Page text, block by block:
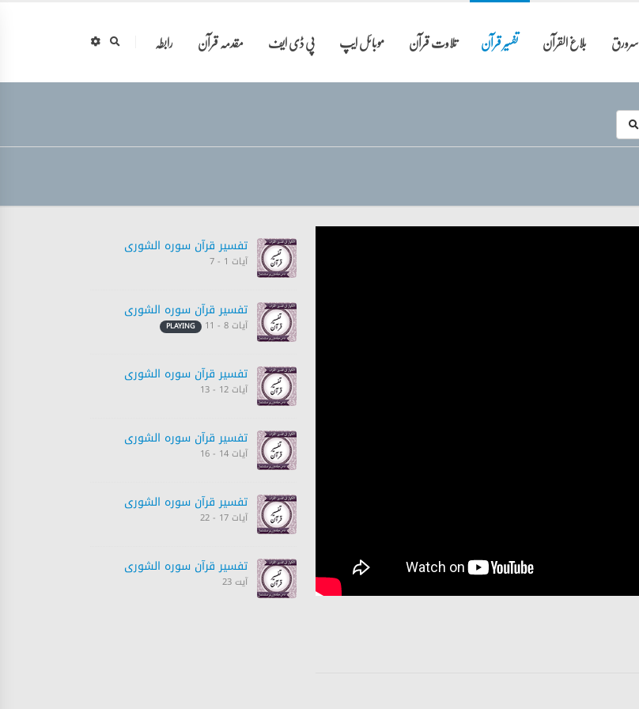
سرورق بلاغ القرآن تفسیر قرآن تلاوت قرآن موبائل ایپ پی ڈی ایف مقدمہ قرآن
رابطہ
تفسیر قرآن سورہ ‎الشورى
آیات 1 - 7
تفسیر قرآن سورہ ‎الشورى
آیات 8 - 11 PLAYING
تفسیر قرآن سورہ ‎الشورى
آیات 12 - 13
تفسیر قرآن سورہ ‎الشورى
آیات 14 - 16
تفسیر قرآن سورہ ‎الشورى
آیات 17 - 22
تفسیر قرآن سورہ ‎الشورى
آیت 23